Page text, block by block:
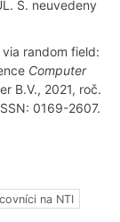
S. neuvedeny
via random field:
Computer
B.V., 2021, roč.
0169-2607.
na NTI